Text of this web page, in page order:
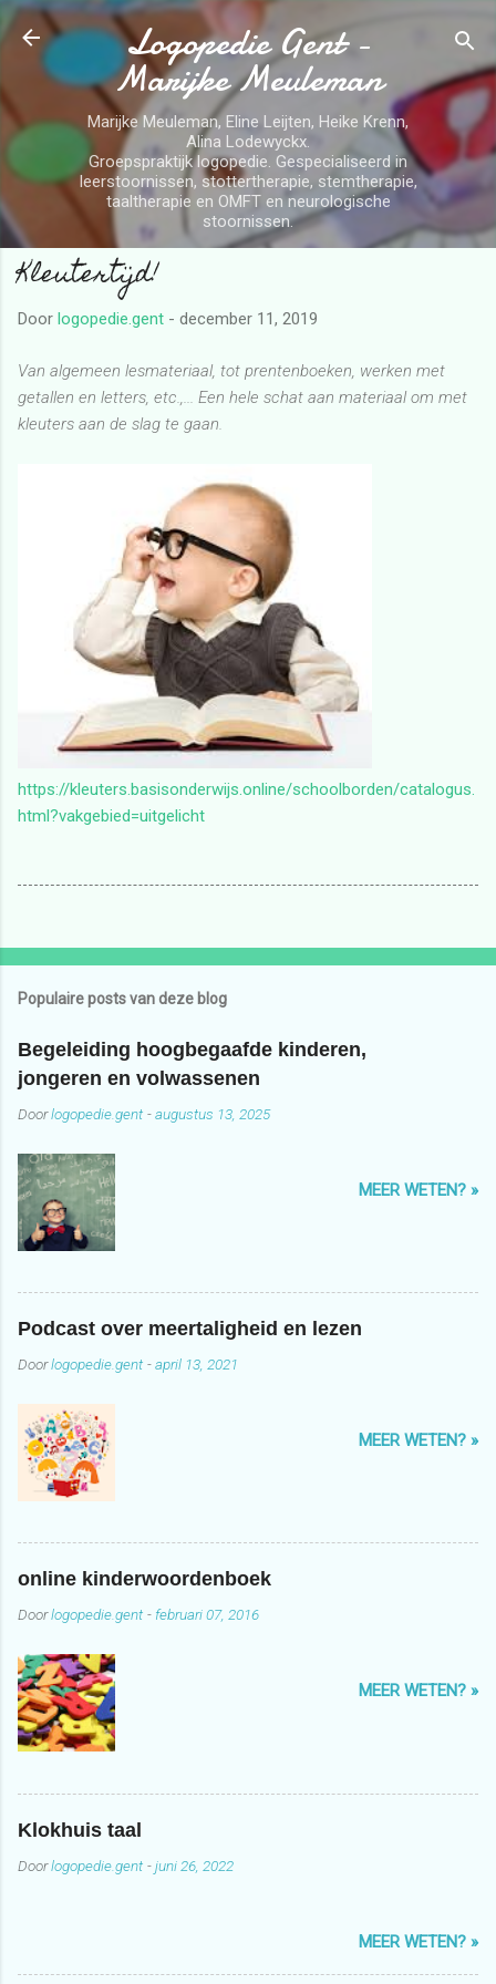
Doorgaan naar hoofdcontent
Logopedie Gent -
Marijke Meuleman
Marijke Meuleman, Eline Leijten, Heike Krenn,
Alina Lodewyckx.
Groepspraktijk logopedie. Gespecialiseerd in
leerstoornissen, stottertherapie, stemtherapie,
taaltherapie en OMFT en neurologische
stoornissen.
Kleutertijd!
Door logopedie.gent - december 11, 2019
Van algemeen lesmateriaal, tot prentenboeken, werken met
getallen en letters, etc.,... Een hele schat aan materiaal om met
kleuters aan de slag te gaan.
https://kleuters.basisonderwijs.online/schoolborden/catalogus.
html?vakgebied=uitgelicht
Populaire posts van deze blog
Begeleiding hoogbegaafde kinderen,
jongeren en volwassenen
Doorlogopedie.gent -augustus 13, 2025
MEER WETEN? »
Podcast over meertaligheid en lezen
Doorlogopedie.gent -april 13, 2021
MEER WETEN? »
online kinderwoordenboek
Doorlogopedie.gent - februari 07, 2016
MEER WETEN? »
Klokhuis taal
Doorlogopedie.gent -juni 26, 2022
MEER WETEN? »